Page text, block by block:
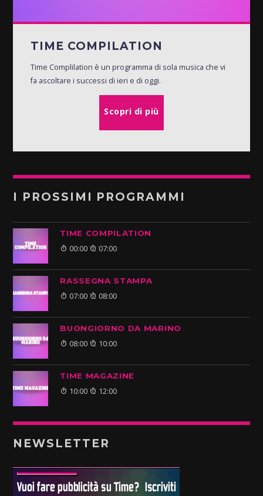
TIME COMPILATION
Time Complilation è un programma di sola musica che vi
fa ascoltare i successi di ieri e di oggi.
Scopri di più
I PROSSIMI PROGRAMMI
TIME COMPILATION
00:00 07:00
RASSEGNA STAMPA
07:00 08:00
BUONGIORNO DA MARINO
08:00 10:00
TIME MAGAZINE
10:00 12:00
NEWSLETTER